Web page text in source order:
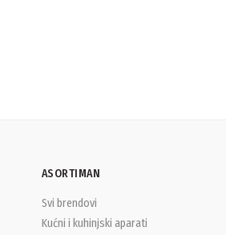
ASORTIMAN
Svi brendovi
Kućni i kuhinjski aparati